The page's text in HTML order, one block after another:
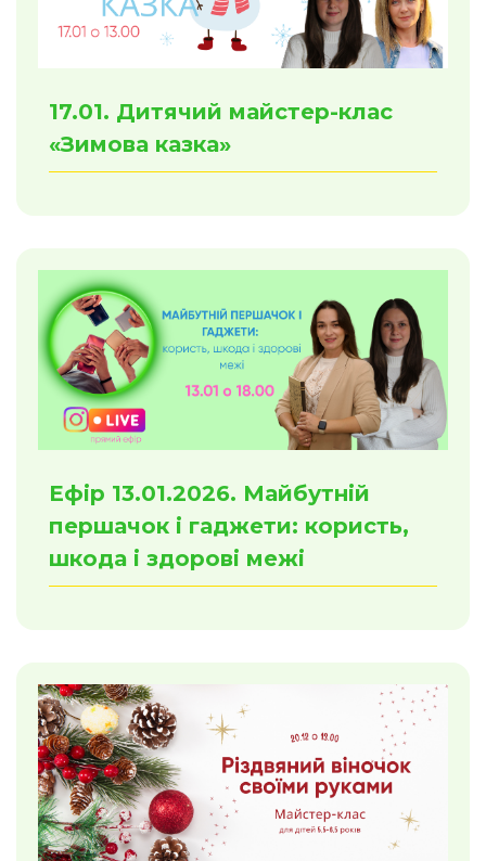
17.01. Дитячий майстер-клас
«Зимова казка»
Ефір 13.01.2026. Майбутній
першачок і гаджети: користь,
шкода і здорові межі